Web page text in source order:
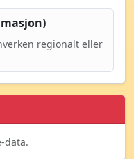
regionalt eller
data.